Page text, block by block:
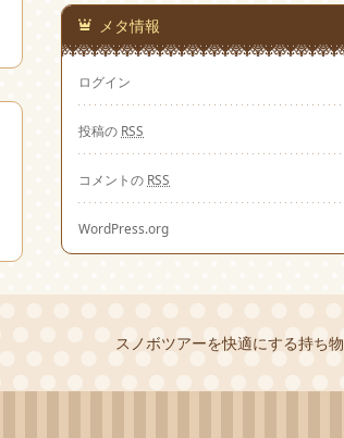
メタ情報
ログイン
投稿の RSS
コメントの RSS
WordPress.org
スノボツアーを快適にする持ち物